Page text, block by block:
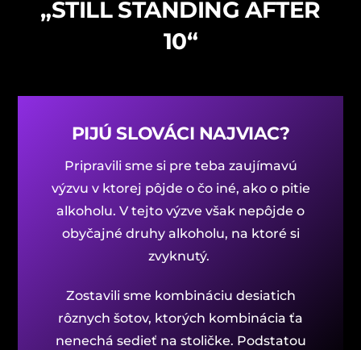
„STILL STANDING AFTER
10“
PIJÚ SLOVÁCI NAJVIAC?
Pripravili sme si pre teba zaujímavú
výzvu v ktorej pôjde o čo iné, ako o pitie
alkoholu. V tejto výzve však nepôjde o
obyčajné druhy alkoholu, na ktoré si
zvyknutý.
Zostavili sme kombináciu desiatich
rôznych šotov, ktorých kombinácia ťa
nenechá sedieť na stoličke. Podstatou